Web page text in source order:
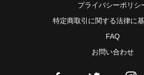
プライバシーポリシ
特定商取引に関する法律に
FAQ
お問い合わせ